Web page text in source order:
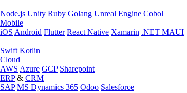
Node.js Unity Ruby Golang Unreal Engine Cobol
Mobile
iOS Android Flutter React Native Xamarin .NET MAUI
Swift Kotlin
Cloud
AWS Azure GCP Sharepoint
ERP& CRM
SAP MS Dynamics 365 Odoo Salesforce